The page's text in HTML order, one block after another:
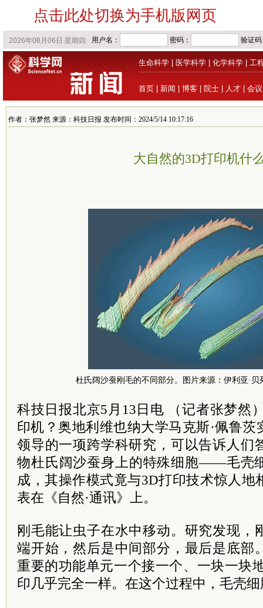
点击此处切换为手机版网页
生命科学 医学科学 化学科学 工
首页 新闻 博客 院士 人才 会议
作者：张梦然 来源：科技日报 发布时间：2024/5/14 10:17:16
大自然的3D打印机什
杜氏阔沙蚕刚毛的不同部分。 图片来源：伊利亚·
科技日报北京5月13日电 （记者张梦然
印机？奥地利维也纳大学马克斯·佩鲁
领导的一项跨学科研究，可以告诉人们
物杜氏阔沙蚕身上的特殊细胞——毛壳
成，其操作模式竟与3D打印技术惊人地
表在《自然·通讯》上。
刚毛能让虫子在水中移动。研究发现，
端开始，然后是中间部分，最后是底部
重要的功能单元一个接一个、一块一块
印几乎完全一样。在这个过程中，毛壳